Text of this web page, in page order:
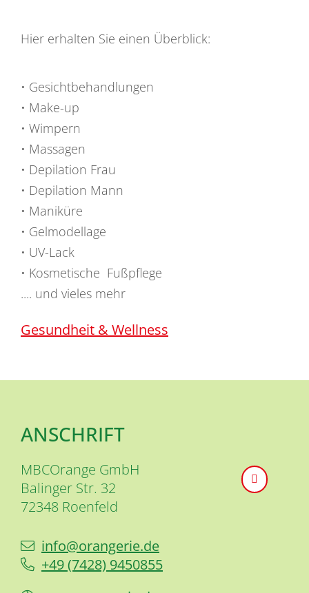
Hier erhalten Sie einen Überblick:
• Gesichtbehandlungen
• Make-up
• Wimpern
• Massagen
• Depilation Frau
• Depilation Mann
• Maniküre
• Gelmodellage
• UV-Lack
• Kosmetische Fußpflege
.... und vieles mehr
Gesundheit & Wellness
ANSCHRIFT
MBCOrange GmbH
Balinger Str. 32
72348 Roenfeld
info@orangerie.de
+49 (7428) 9450855